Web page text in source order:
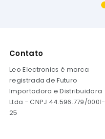
Contato
Leo Electronics é marca
registrada de Futuro
Importadora e Distribuidora
Ltda - CNPJ 44.596.779/0001-
25